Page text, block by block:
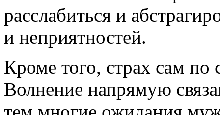
расслабиться и
и неприятностей.
Кроме того, страх сам по
Волнение напрямую